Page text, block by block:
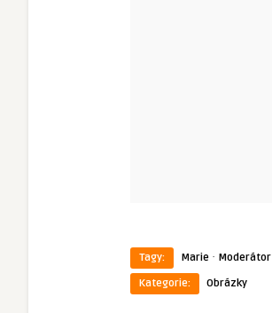
Tagy: Marie · Moderátor
Kategorie:
Obrázky